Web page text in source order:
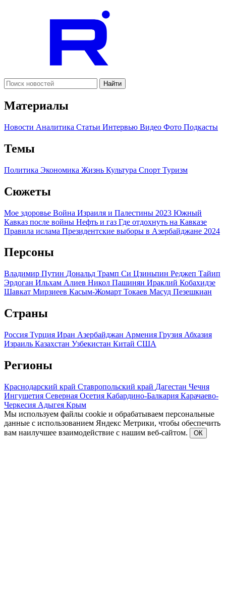
Найти
Материалы
Новости Аналитика Статьи Интервью Видео Фото Подкасты
Темы
Политика Экономика Жизнь Культура Спорт Туризм
Сюжеты
Мое здоровье Война Израиля и Палестины 2023 Южный
Кавказ после войны Нефть и газ Где отдохнуть на Кавказе
Правила ислама Президентские выборы в Азербайджане 2024
Персоны
Владимир Путин Дональд Трамп Си Цзиньпин Реджеп Тайип
Эрдоган Ильхам Алиев Никол Пашинян Ираклий Кобахидзе
Шавкат Мирзиеев Касым-Жомарт Токаев Масуд Пезешкиан
Страны
Россия Турция Иран Азербайджан Армения Грузия Абхазия
Израиль Казахстан Узбекистан Китай США
Регионы
Краснодарский край Ставропольский край Дагестан Чечня
Ингушетия Северная Осетия Кабардино-Балкария Карачаево-
Черкесия Адыгея Крым
Мы используем файлы cookie и обрабатываем персональные
данные с использованием Яндекс Метрики, чтобы обеспечить
вам наилучшее взаимодействие с нашим веб-сайтом.
ОК